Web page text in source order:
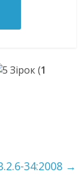
(1
34:2008 →